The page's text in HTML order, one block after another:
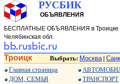
РУСБИК
ОБЪЯВЛЕНИЯ
БЕСПЛАТНЫЕ ОБЪЯВЛЕНИЯ в Троицке
Челябинская обл.
Троицк Выбрать: Москва|
Главная страница
ДОМ, СЕМЬЯ
ТРАНСПОРТ